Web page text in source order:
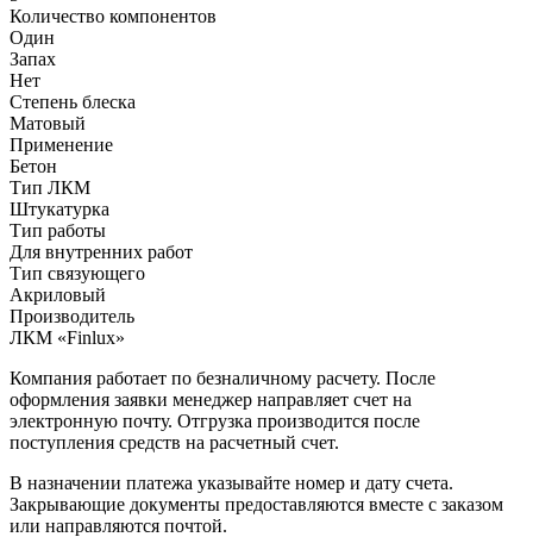
Количество компонентов
Один
Запах
Нет
Степень блеска
Матовый
Применение
Бетон
Тип ЛКМ
Штукатурка
Тип работы
Для внутренних работ
Тип связующего
Акриловый
Производитель
ЛКМ «Finlux»
Компания работает по безналичному расчету. После
оформления заявки менеджер направляет счет на
электронную почту. Отгрузка производится после
поступления средств на расчетный счет.
В назначении платежа указывайте номер и дату счета.
Закрывающие документы предоставляются вместе с заказом
или направляются почтой.